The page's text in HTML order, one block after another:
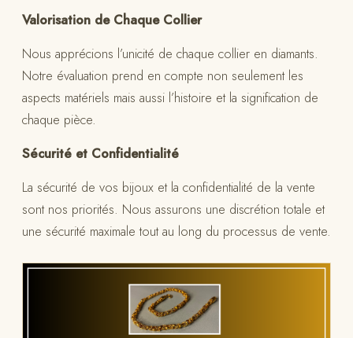
Valorisation de Chaque Collier
Nous apprécions l’unicité de chaque collier en diamants.
Notre évaluation prend en compte non seulement les
aspects matériels mais aussi l’histoire et la signification de
chaque pièce.
Sécurité et Confidentialité
La sécurité de vos bijoux et la confidentialité de la vente
sont nos priorités. Nous assurons une discrétion totale et
une sécurité maximale tout au long du processus de vente.